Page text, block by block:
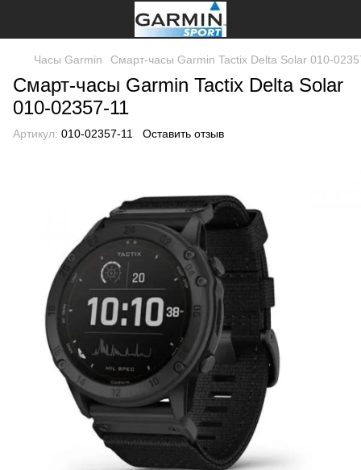
Часы Garmin Смарт-часы Garmin Tactix Delta Solar 010-
Смарт-часы Garmin Tactix Delta Solar
010-02357-11
Артикул: 010-02357-11 Оставить отзыв